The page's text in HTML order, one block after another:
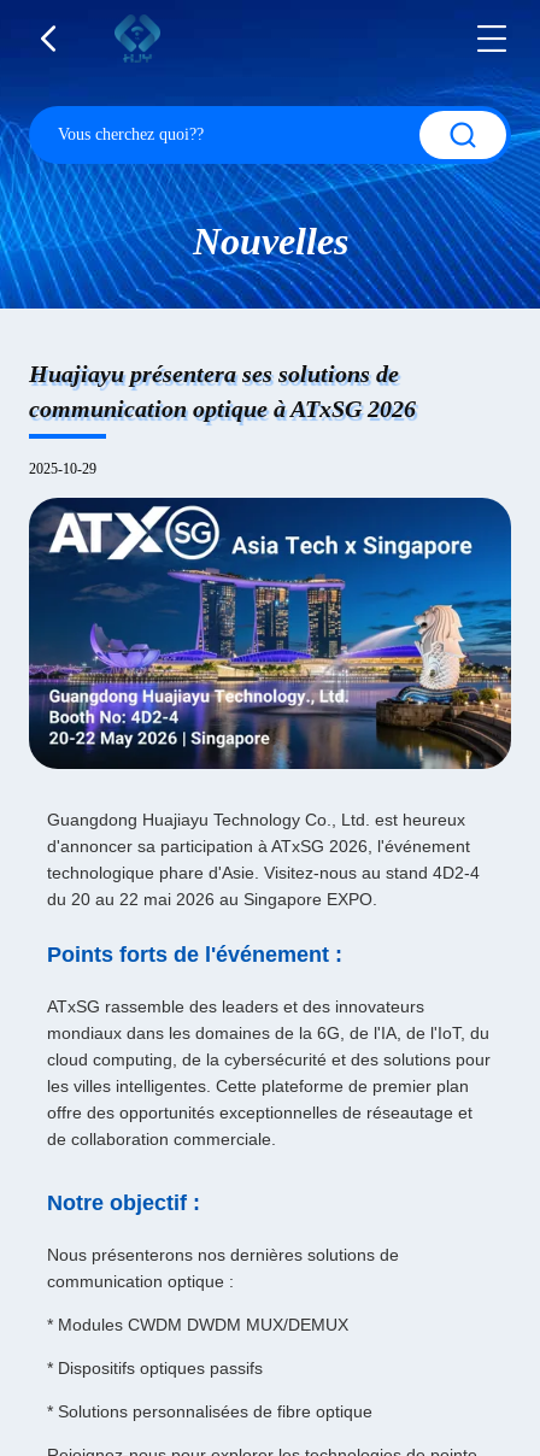
Nouvelles
Huajiayu présentera ses solutions de
communication optique à ATxSG 2026
2025-10-29
Guangdong Huajiayu Technology Co., Ltd. est heureux
d'annoncer sa participation à ATxSG 2026, l'événement
technologique phare d'Asie. Visitez-nous au stand 4D2-4
du 20 au 22 mai 2026 au Singapore EXPO.
Points forts de l'événement :
ATxSG rassemble des leaders et des innovateurs
mondiaux dans les domaines de la 6G, de l'IA, de l'IoT, du
cloud computing, de la cybersécurité et des solutions pour
les villes intelligentes. Cette plateforme de premier plan
offre des opportunités exceptionnelles de réseautage et
de collaboration commerciale.
Notre objectif :
Nous présenterons nos dernières solutions de
communication optique :
* Modules CWDM DWDM MUX/DEMUX
* Dispositifs optiques passifs
* Solutions personnalisées de fibre optique